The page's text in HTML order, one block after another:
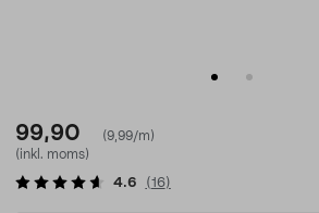
99,90
(9,99/m)
(inkl. moms)
4.6 (16)